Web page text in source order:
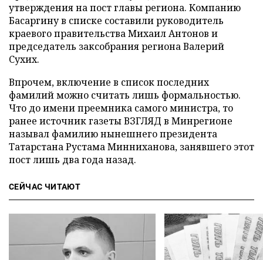
утверждения на пост главы региона. Компанию
Басаргину в списке составили руководитель
краевого правительства Михаил Антонов и
председатель заксобрания региона Валерий
Сухих.
Впрочем, включение в список последних
фамилий можно считать лишь формальностью.
Что до имени преемника самого министра, то
ранее источник газеты ВЗГЛЯД в Минрегионе
называл фамилию нынешнего президента
Татарстана Рустама Минниханова, занявшего этот
пост лишь два года назад.
СЕЙЧАС ЧИТАЮТ